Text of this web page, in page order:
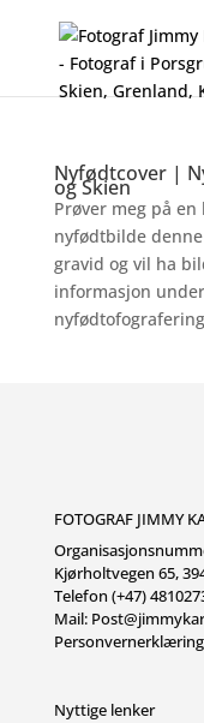
Nyfødtcover |
og Skien
Prøver meg på
nyfødtbilde
gravid og vil ha
informasjon
nyfødtofografering
FOTOGRAF JIMMY
Kjørholtvegen 65,
Telefon (+47)
Mail:
Personvernerklæring
Nyttige lenker